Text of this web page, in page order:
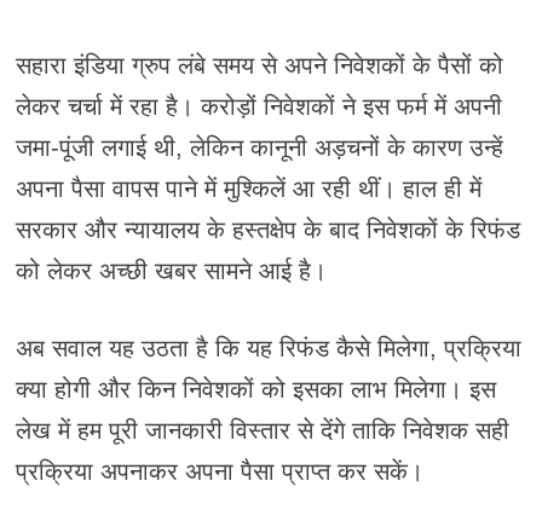
सहारा इंडिया ग्रुप लंबे समय से अपने निवेशकों के पैसों को
लेकर चर्चा में रहा है। करोड़ों निवेशकों ने इस फर्म में अपनी
जमा-पूंजी लगाई थी, लेकिन कानूनी अड़चनों के कारण उन्हें
अपना पैसा वापस पाने में मुश्किलें आ रही थीं। हाल ही में
सरकार और न्यायालय के हस्तक्षेप के बाद निवेशकों के रिफंड
को लेकर अच्छी खबर सामने आई है।
अब सवाल यह उठता है कि यह रिफंड कैसे मिलेगा, प्रक्रिया
क्या होगी और किन निवेशकों को इसका लाभ मिलेगा। इस
लेख में हम पूरी जानकारी विस्तार से देंगे ताकि निवेशक सही
प्रक्रिया अपनाकर अपना पैसा प्राप्त कर सकें।